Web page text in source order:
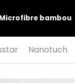
Microfibre bambou
Nanotuch